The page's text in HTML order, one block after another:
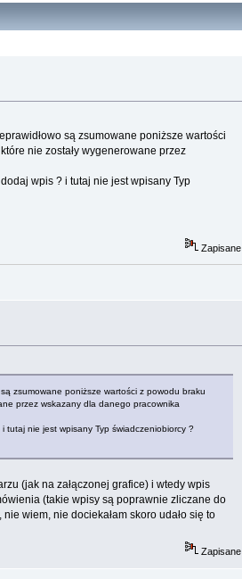
są zsumowane poniższe wartości
nie zostały wygenerowane przez
wpis ? i tutaj nie jest wpisany Typ
Zapisane
zsumowane poniższe wartości z powodu braku
przez wskazany dla danego pracownika
tutaj nie jest wpisany Typ świadczeniobiorcy ?
(jak na załączonej grafice) i wtedy wpis
(takie wpisy są poprawnie zliczane do
wiem, nie dociekałam skoro udało się to
Zapisane